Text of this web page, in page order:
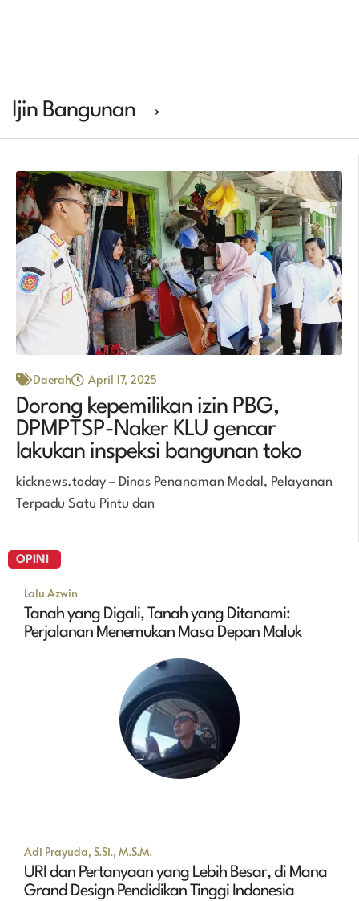
Ijin Bangunan →
Daerah April 17, 2025
Dorong kepemilikan izin PBG,
DPMPTSP-Naker KLU gencar
lakukan inspeksi bangunan toko
kicknews.today – Dinas Penanaman Modal, Pelayanan
Terpadu Satu Pintu dan
OPINI
Lalu Azwin
Tanah yang Digali, Tanah yang Ditanami:
Perjalanan Menemukan Masa Depan Maluk
Adi Prayuda, S.Si., M.S.M.
URI dan Pertanyaan yang Lebih Besar, di Mana
Grand Design Pendidikan Tinggi Indonesia